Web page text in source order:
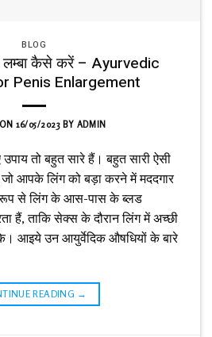
BLOG
लम्बा कैसे करें – Ayurvedic
Penis Enlargement
16/05/2023BY ADMIN
तो बहुत सारे हैं। बहुत सारी ऐसी
आपके लिंग को बड़ा करने में मददगार
रूप से लिंग के आस-पास के ब्लड
हैं, ताकि सेक्स के दौरान लिंग में अच्छी
आइये उन आयुर्वेदिक औषधियों के बारे
READING →